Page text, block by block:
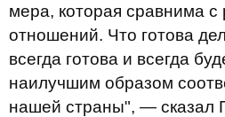
мера, которая сравнима
отношений. Что готова
всегда готова и всегда
наилучшим образом
нашей страны", ― сказал